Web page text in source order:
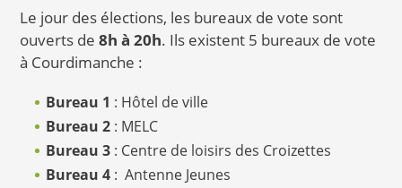
Le jour des élections, les bureaux de vote sont
ouverts de 8h à 20h. Ils existent 5 bureaux de vote
à Courdimanche :
Bureau 1 : Hôtel de ville
Bureau 2: MELC
Bureau 3: Centre de loisirs des Croizettes
Bureau 4: Antenne Jeunes